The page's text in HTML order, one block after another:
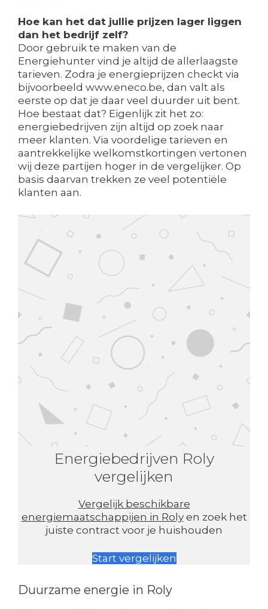
Hoe kan het dat jullie prijzen lager liggen
dan het bedrijf zelf?
Door gebruik te maken van de
Energiehunter vind je altijd de allerlaagste
tarieven. Zodra je energieprijzen checkt via
bijvoorbeeld www.eneco.be, dan valt als
eerste op dat je daar veel duurder uit bent.
Hoe bestaat dat? Eigenlijk zit het zo:
energiebedrijven zijn altijd op zoek naar
meer klanten. Via voordelige tarieven en
aantrekkelijke welkomstkortingen vertonen
wij deze partijen hoger in de vergelijker. Op
basis daarvan trekken ze veel potentiële
klanten aan.
Energiebedrijven Roly
vergelijken
Vergelijk beschikbare
energiemaatschappijen in Rolyen zoek het
juiste contract voor je huishouden
Start vergelijken
Duurzame energie in Roly